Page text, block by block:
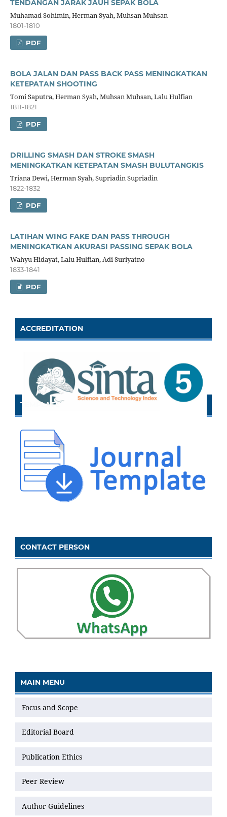
TENDANGAN JARAK JAUH SEPAK BOLA
Muhamad Sohimin, Herman Syah, Muhsan Muhsan
1801-1810
PDF
BOLA JALAN DAN PASS BACK PASS MENINGKATKAN
KETEPATAN SHOOTING
Tomi Saputra, Herman Syah, Muhsan Muhsan, Lalu Hulfian
1811-1821
PDF
DRILLING SMASH DAN STROKE SMASH
MENINGKATKAN KETEPATAN SMASH BULUTANGKIS
Triana Dewi, Herman Syah, Supriadin Supriadin
1822-1832
PDF
LATIHAN WING FAKE DAN PASS THROUGH
MENINGKATKAN AKURASI PASSING SEPAK BOLA
Wahyu Hidayat, Lalu Hulfian, Adi Suriyatno
1833-1841
PDF
ACCREDITATION
TEMPLATE
CONTACT PERSON
MAIN MENU
Focus and Scope
Editorial Board
Publication Ethics
Peer Review
Author Guidelines